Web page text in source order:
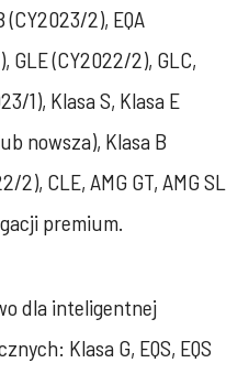
(CY2023/2), EQA
GLE (CY2022/2), GLC,
1), Klasa S, Klasa E
nowsza), Klasa B
2), CLE, AMG GT, AMG SL
premium.
dla inteligentnej
Klasa G, EQS, EQS